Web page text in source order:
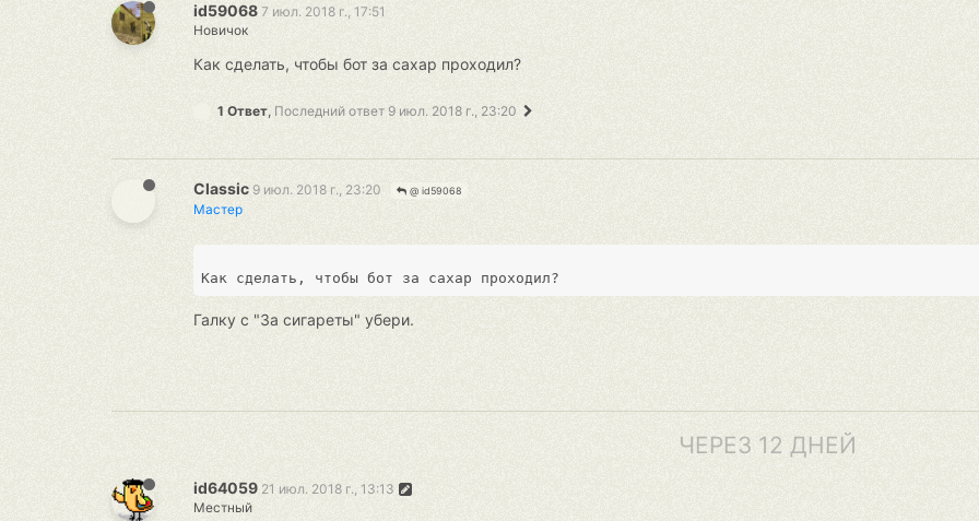
id59068 7 июл. 2018 г., 17:51
Новичок
Как сделать, чтобы бот за сахар проходил?
1 Ответ, Последний ответ 9 июл. 2018 г., 23:20
Classic 9 июл. 2018 г., 23:20 @ id59068
Мастер
Галку с "За сигареты" убери.
ЧЕРЕЗ 12 ДНЕЙ
id64059 21 июл. 2018 г., 13:13
Местный